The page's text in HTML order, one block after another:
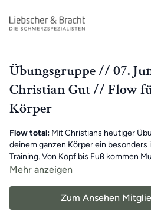
Übungsgruppe // 07.
Christian Gut // Flow
Körper
Flow total: Mit Christians heutiger
deinem ganzen Körper ein
Training. Von Kopf bis Fuß kommen
richtig schön ins Fließen – optimal
Benötigte Hilfsmittel:Handtuch,
Mehr anzeigen
Zum Ansehen